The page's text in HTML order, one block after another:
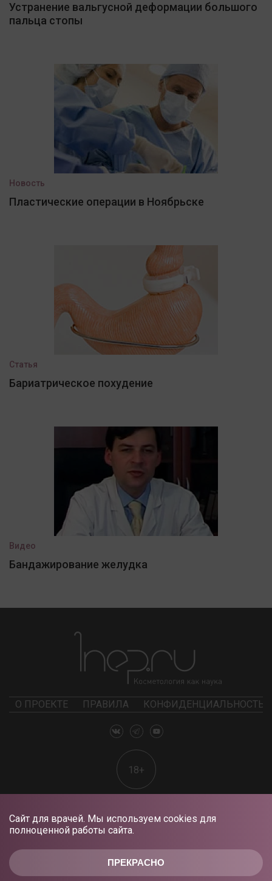
ПРЕКРАСНО
Сайт для врачей. Мы используем cookies для
полноценной работы сайта.
Устранение вальгусной деформации большого
пальца стопы
Новость
Пластические операции в Ноябрьске
Статья
Бариатрическое похудение
Видео
Бандажирование желудка
О ПРОЕКТЕ ПРАВИЛА КОНФИДЕНЦИАЛЬНОСТЬ
18+